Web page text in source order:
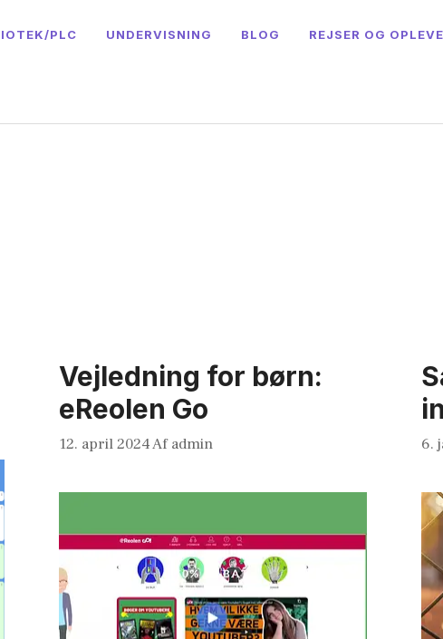
PLC UNDERVISNING BLOG REJSER OG
Vejledning for børn:
eReolen Go
12. april 2024Afadmin 6.